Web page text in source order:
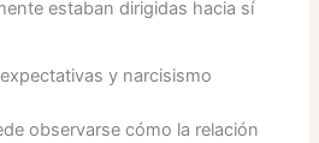
estaban dirigidas hacia sí
y narcisismo
observarse cómo la relación